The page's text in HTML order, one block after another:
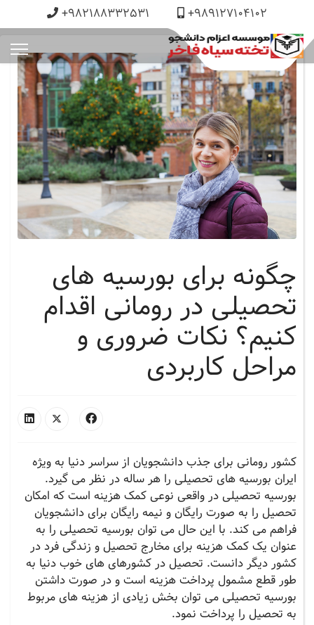
+982188332531 +989127104102
چگونه برای بورسیه های
تحصیلی در رومانی اقدام
کنیم؟ نکات ضروری و
مراحل کاربردی
کشور رومانی برای جذب دانشجویان از سراسر دنیا به ویژه
ایران بورسیه های تحصیلی را هر ساله در نظر می گیرد.
بورسیه تحصیلی در واقعی نوعی کمک هزینه است که امکان
تحصیل را به صورت رایگان و نیمه رایگان برای دانشجویان
فراهم می کند. با این حال می توان بورسیه تحصیلی را به
عنوان یک کمک هزینه برای مخارج تحصیل و زندگی فرد در
کشور دیگر دانست. تحصیل در کشورهای های خوب دنیا به
طور قطع مشمول پرداخت هزینه است و در صورت داشتن
بورسیه تحصیلی می توان بخش زیادی از هزینه های مربوط
به تحصیل را پرداخت نمود.